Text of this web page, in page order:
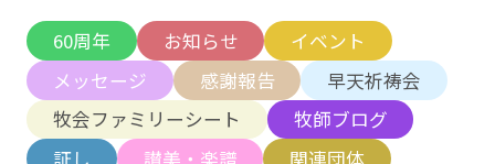
60周年 お知らせ
イベント
メッセージ
感謝報告
早天祈祷会
牧会ファミリーシート
牧師ブログ